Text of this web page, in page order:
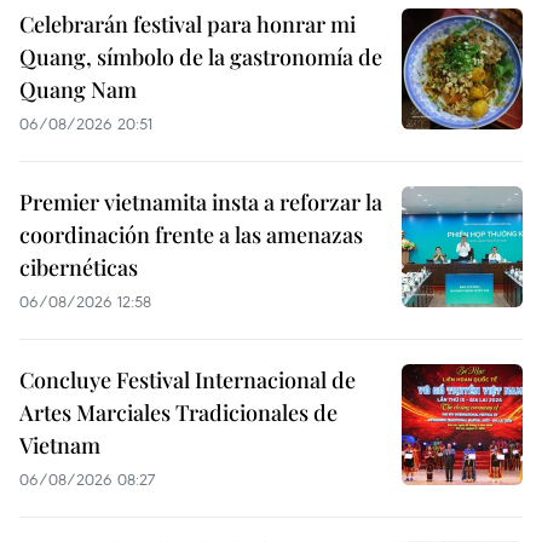
Celebrarán festival para honrar mi
Quang, símbolo de la gastronomía de
Quang Nam
06/08/2026 20:51
Premier vietnamita insta a reforzar la
coordinación frente a las amenazas
cibernéticas
06/08/2026 12:58
Concluye Festival Internacional de
Artes Marciales Tradicionales de
Vietnam
06/08/2026 08:27